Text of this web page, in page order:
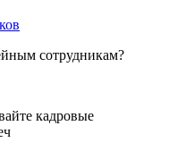
сотрудникам?
кадровые